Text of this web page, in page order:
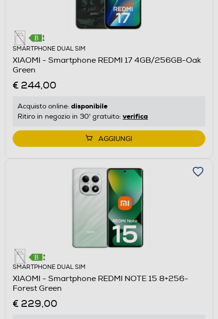
SMARTPHONE DUAL SIM
XIAOMI - Smartphone REDMI 17 4GB/256GB-Oak
Green
€ 244,00
Acquisto online: disponibile
Ritiro in negozio in 30' gratuito: verifica
AGGIUNGI
SMARTPHONE DUAL SIM
XIAOMI - Smartphone REDMI NOTE 15 8+256-
Forest Green
€ 229,00